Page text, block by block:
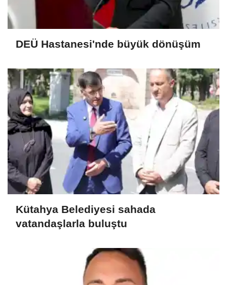
DEÜ Hastanesi'nde büyük dönüşüm
Kütahya Belediyesi sahada
vatandaşlarla buluştu